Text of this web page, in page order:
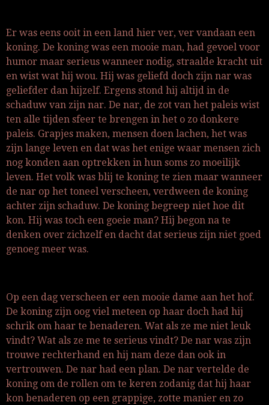
Er was eens ooit in een land hier ver, ver vandaan een
koning. De koning was een mooie man, had gevoel voor
humor maar serieus wanneer nodig, straalde kracht uit
en wist wat hij wou. Hij was geliefd doch zijn nar was
geliefder dan hijzelf. Ergens stond hij altijd in de
schaduw van zijn nar. De nar, de zot van het paleis wist
ten alle tijden sfeer te brengen in het o zo donkere
paleis. Grapjes maken, mensen doen lachen, het was
zijn lange leven en dat was het enige waar mensen zich
nog konden aan optrekken in hun soms zo moeilijk
leven. Het volk was blij te koning te zien maar wanneer
de nar op het toneel verscheen, verdween de koning
achter zijn schaduw. De koning begreep niet hoe dit
kon. Hij was toch een goeie man? Hij begon na te
denken over zichzelf en dacht dat serieus zijn niet goed
genoeg meer was.
Op een dag verscheen er een mooie dame aan het hof.
De koning zijn oog viel meteen op haar doch had hij
schrik om haar te benaderen. Wat als ze me niet leuk
vindt? Wat als ze me te serieus vindt? De nar was zijn
trouwe rechterhand en hij nam deze dan ook in
vertrouwen. De nar had een plan. De nar vertelde de
koning om de rollen om te keren zodanig dat hij haar
kon benaderen op een grappige, zotte manier en zo